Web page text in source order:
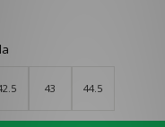
43 44.5